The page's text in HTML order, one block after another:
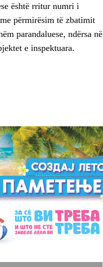
është rritur numri i
përmirësim të zbatimit
parandaluese, ndërsa në
e inspektuara.